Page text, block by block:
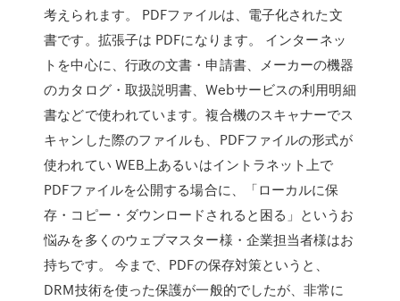
考えられます。 PDFファイルは、電子化された文
書です。拡張子は PDFになります。 インターネッ
トを中心に、行政の文書・申請書、メーカーの機器
のカタログ・取扱説明書、Webサービスの利用明細
書などで使われています。複合機のスキャナーでス
キャンした際のファイルも、PDFファイルの形式が
使われてい WEB上あるいはイントラネット上で
PDFファイルを公開する場合に、「ローカルに保
存・コピー・ダウンロードされると困る」というお
悩みを多くのウェブマスター様・企業担当者様はお
持ちです。 今まで、PDFの保存対策というと、
DRM技術を使った保護が一般的でしたが、非常に